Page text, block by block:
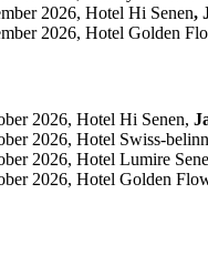
2026, Hotel Hi Senen,
2026, Hotel Golden
2026, Hotel Hi Senen,
2026, Hotel Swiss-
2026, Hotel Lumire
2026, Hotel Golden